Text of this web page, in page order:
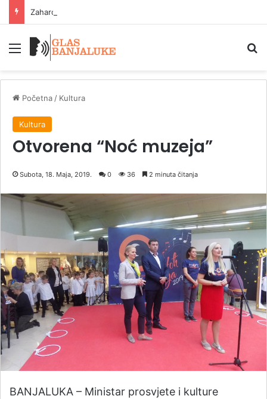
Meni
Početna / Kultura
Kultura
Otvorena “Noć muzeja”
Subota, 18. Maja, 2019. 0 36 2 minuta čitanja
BANJALUKA – Ministar prosvjete i kulture